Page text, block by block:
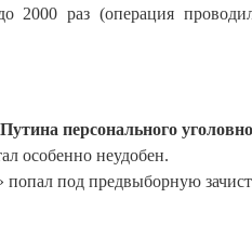
2000 раз (операция
персонального
особенно неудобен.
под предвыборную